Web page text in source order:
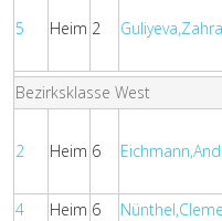
5 Heim 2 Guliyeva,Zahra
Bezirksklasse West
2 Heim 6
4 Heim 6